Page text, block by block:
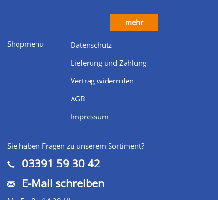
mehr
Shopmenu
Datenschutz
Lieferung und Zahlung
Vertrag widerrufen
AGB
Impressum
Sie haben Fragen zu unserem Sortiment?
03391 59 30 42
E-Mail schreiben